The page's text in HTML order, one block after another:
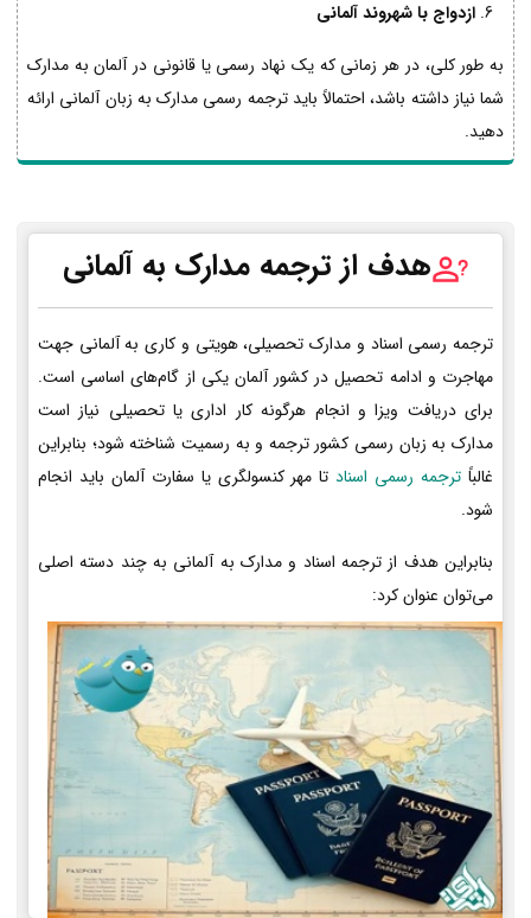
ازدواج با شهروند آلمانی
به طور کلی، در هر زمانی که یک نهاد رسمی یا قانونی در آلمان به مدارک
شما نیاز داشته باشد، احتمالاً باید ترجمه رسمی مدارک به زبان آلمانی ارائه
دهید.
هدف از ترجمه مدارک به آلمانی
ترجمه رسمی اسناد و مدارک تحصیلی، هویتی و کاری به آلمانی جهت
مهاجرت و ادامه تحصیل در کشور آلمان یکی از گام‌های اساسی است.
برای دریافت ویزا و انجام هرگونه کار اداری یا تحصیلی نیاز است
مدارک به زبان رسمی کشور ترجمه و به رسمیت شناخته شود؛ بنابراین
غالباً ترجمه رسمی اسنادتا مهر کنسولگری یا سفارت آلمان باید انجام
شود.
بنابراین هدف از ترجمه اسناد و مدارک به آلمانی به چند دسته اصلی
می‌توان عنوان کرد: